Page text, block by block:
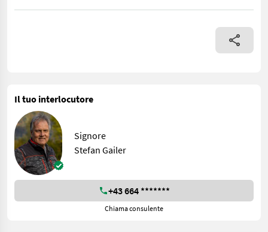
Questo rimorchio in alluminio per piccoli attrezzi è in
Il tuo interlocutore
Signore
Stefan Gailer
+43 664 *******
Chiama consulente